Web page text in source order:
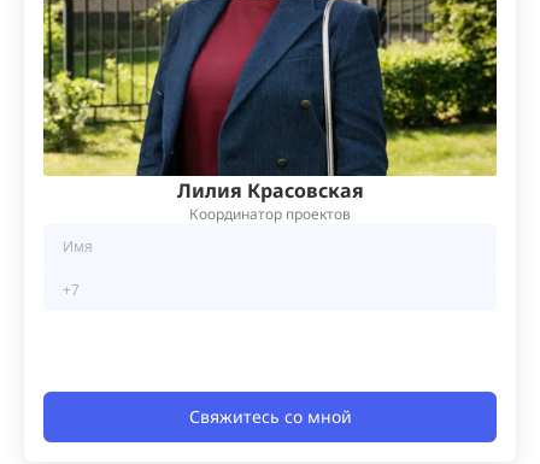
Лилия Красовская
Координатор проектов
Свяжитесь со мной